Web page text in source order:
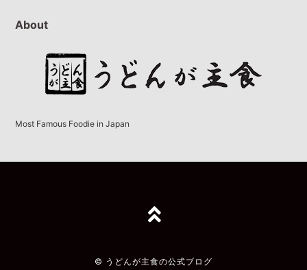
About
Most Famous Foodie in Japan
TOPへ
© うどんが主食の公式ブログ